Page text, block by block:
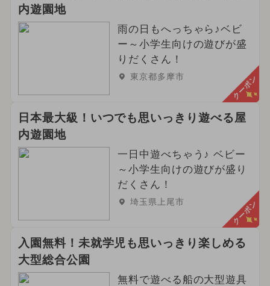
内遊園地
雨の日もへっちゃら♪ベビ
ー～小学生向けの遊びが盛
りだくさん！
東京都多摩市 クーポン
日本最大級！いつでも思いっきり遊べる屋
内遊園地
一日中遊べちゃう♪ ベビー
～小学生向けの遊びが盛り
だくさん！
埼玉県上尾市 クーポン
入園無料！未就学児も思いっきり楽しめる
大型総合公園
無料で遊べる船の大型遊具